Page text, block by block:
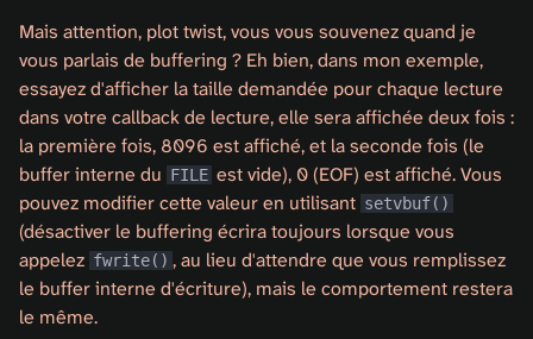
Mais attention, plot twist, vous vous souvenez quand je
vous parlais de buffering ? Eh bien, dans mon exemple,
essayez d'afficher la taille demandée pour chaque lecture
dans votre callback de lecture, elle sera affichée deux fois :
la première fois, 8096 est affiché, et la seconde fois (le
buffer interne du FILE est vide), 0 (EOF) est affiché. Vous
pouvez modifier cette valeur en utilisant setvbuf()
(désactiver le buffering écrira toujours lorsque vous
appelez fwrite() , au lieu d'attendre que vous remplissez
le buffer interne d'écriture), mais le comportement restera
le même.